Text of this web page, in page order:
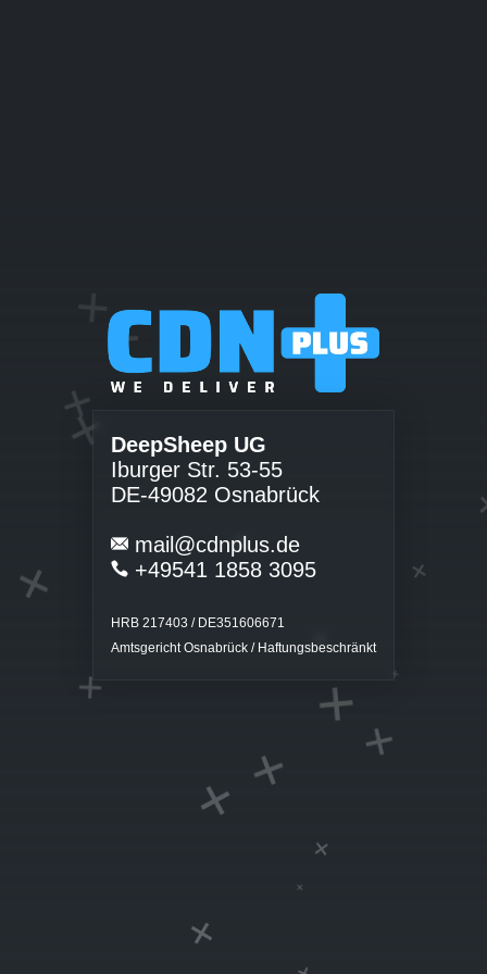
DeepSheep UG
Iburger Str. 53-55
DE-49082 Osnabrück
mail@cdnplus.de
+49541 1858 3095
HRB 217403 / DE351606671
Amtsgericht Osnabrück / Haftungsbeschränkt
+
+
+
+
+
+
+
+ +
+
+
+
+
+
+